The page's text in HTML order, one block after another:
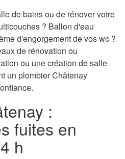
de bains ou de rénover votre
? Ballon d'eau
d'engorgement de vos wc ?
de rénovation ou
ou une création de salle
un plombier Châtenay
:
fuites en
h